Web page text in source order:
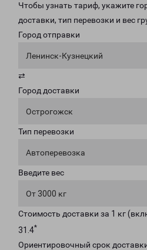
Чтобы узнать тариф, укажите
доставки, тип перевозки и вес
Город отправки
Ленинск-Кузнецкий
⇄
Город доставки
Острогожск
Тип перевозки
Автоперевозка
Введите вес
От 3000 кг
Стоимость доставки за 1 кг
31.4*
Ориентировочный срок